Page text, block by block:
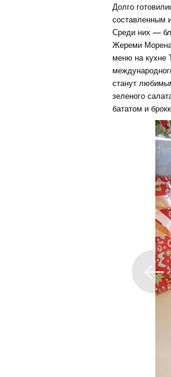
Долго
составленным
Среди них —
Жереми
меню на кухне
станут
зеленого
бататом и